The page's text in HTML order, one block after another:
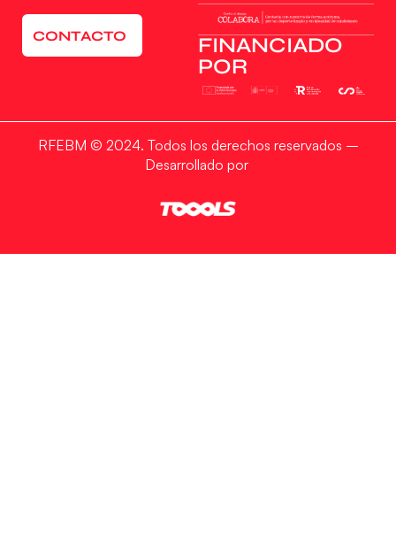
CONTACTO
FINANCIADO
POR
RFEBM © 2024. Todos los derechos reservados –
Desarrollado por